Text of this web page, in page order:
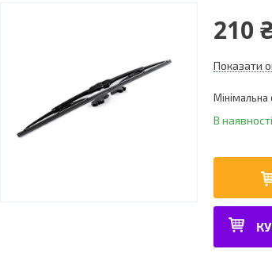
210
Показати
В наявності